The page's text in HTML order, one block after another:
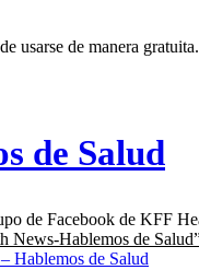
usarse de manera gratuita.
de Salud
de Facebook de KFF
News-Hablemos de
Hablemos de Salud